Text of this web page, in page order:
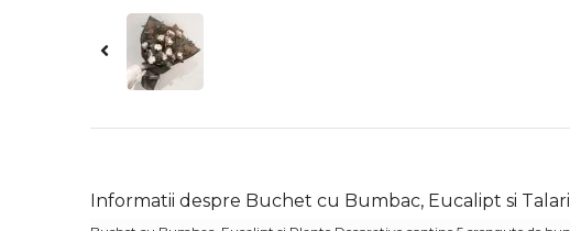
Informatii despre Buchet cu Bumbac, Eucalipt si